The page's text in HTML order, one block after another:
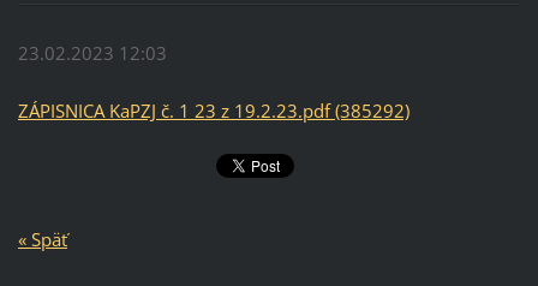
23.02.2023 12:03
ZÁPISNICA KaPZJ č. 1 23 z 19.2.23.pdf (385292)
« Späť